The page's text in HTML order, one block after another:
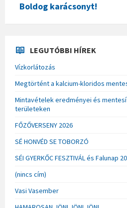
Boldog karácsonyt!
LEGUTÓBBI HÍREK
Vízkorlátozás
Megtörtént a kalcium-kloridos
Mintavételek eredményei és
területeken
FŐZŐVERSENY 2026
SÉ HONVÉD SE TOBORZÓ
SÉI GYERKŐC FESZTIVÁL és Falunap
(nincs cím)
Vasi Vasember